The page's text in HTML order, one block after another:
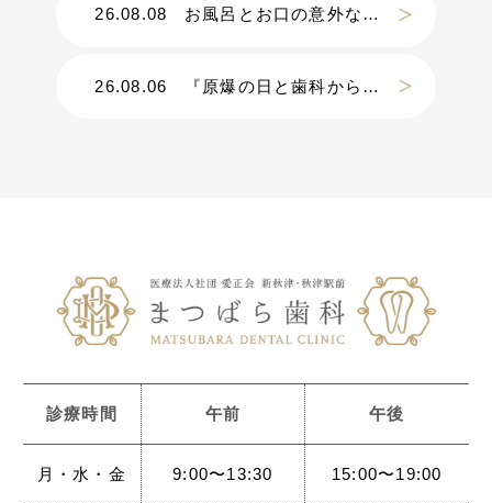
26.08.08 お風呂とお口の意外な関係
26.08.06 『原爆の日と歯科から考える災害』
診療時間 午前 午後
月・水・金 9:00〜13:30 15:00〜19:00